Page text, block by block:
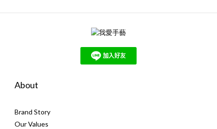
About
Brand Story
Our Values